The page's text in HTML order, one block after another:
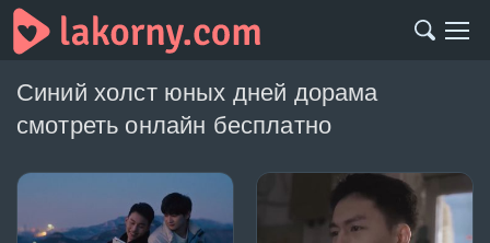
Синий холст юных дней дорама
смотреть онлайн бесплатно